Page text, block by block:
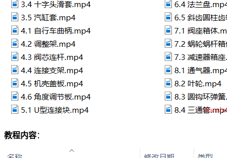
教程内容：